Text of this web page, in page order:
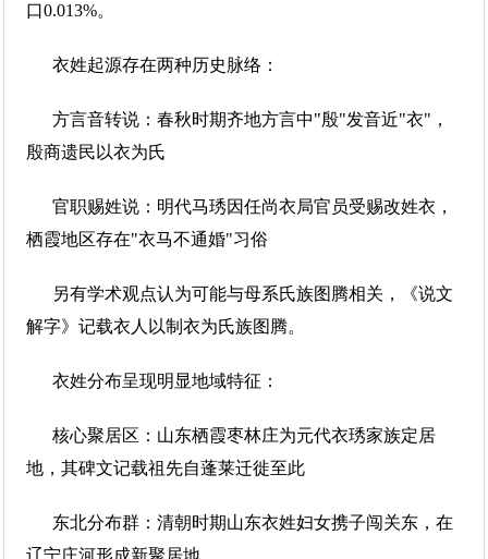
口0.013%。
衣姓起源存在两种历史脉络：
方言音转说：春秋时期齐地方言中"殷"发音近"衣"，
殷商遗民以衣为氏
官职赐姓说：明代马琇因任尚衣局官员受赐改姓衣，
栖霞地区存在"衣马不通婚"习俗
另有学术观点认为可能与母系氏族图腾相关，《说文
解字》记载衣人以制衣为氏族图腾。
衣姓分布呈现明显地域特征：
核心聚居区：山东栖霞枣林庄为元代衣琇家族定居
地，其碑文记载祖先自蓬莱迁徙至此
东北分布群：清朝时期山东衣姓妇女携子闯关东，在
辽宁庄河形成新聚居地